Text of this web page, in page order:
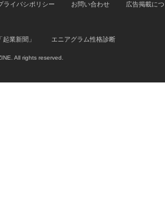
ライバシポリシー お問い合わせ 広告掲載に
業新聞」 エニアグラム性格診断
All rights reserved.